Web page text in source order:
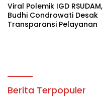
Viral Polemik IGD RSUDAM,
Budhi Condrowati Desak
Transparansi Pelayanan
Berita Terpopuler